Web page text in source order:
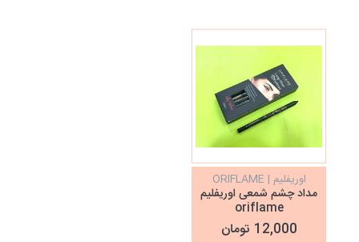
اوریفلیم | ORIFLAME
مداد چشم شمعی اوریفلیم
oriflame
12,000 تومان